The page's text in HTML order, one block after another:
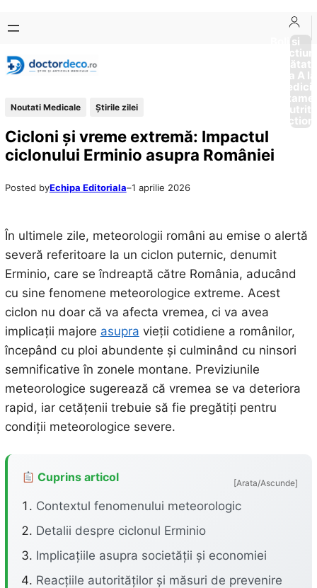
conținut
content
Boli si
Afectiuni
Sănătate
de la A
Noutati Medicale Știrile zilei
Cicloni și vreme extremă: Impactul
ciclonului Erminio asupra României
Posted byEchipa Editoriala–1 aprilie 2026
În ultimele zile, meteorologii români au emise o alertă
severă referitoare la un ciclon puternic, denumit
Erminio, care se îndreaptă către România, aducând
cu sine fenomene meteorologice extreme. Acest
ciclon nu doar că va afecta vremea, ci va avea
implicații majore asupra vieții cotidiene a românilor,
începând cu ploi abundente și culminând cu ninsori
semnificative în zonele montane. Previziunile
meteorologice sugerează că vremea se va deteriora
rapid, iar cetățenii trebuie să fie pregătiți pentru
condiții meteorologice severe.
Cuprins articol [Arata/Ascunde]
Contextul fenomenului meteorologic
Detalii despre ciclonul Erminio
Implicațiile asupra societății și economiei
Reacțiile autorităților și măsuri de prevenire